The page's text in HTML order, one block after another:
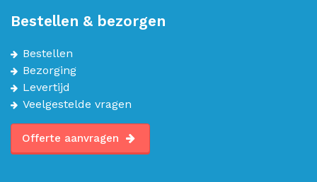
Bestellen & bezorgen
Bestellen
Bezorging
Levertijd
Veelgestelde vragen
Offerte aanvragen